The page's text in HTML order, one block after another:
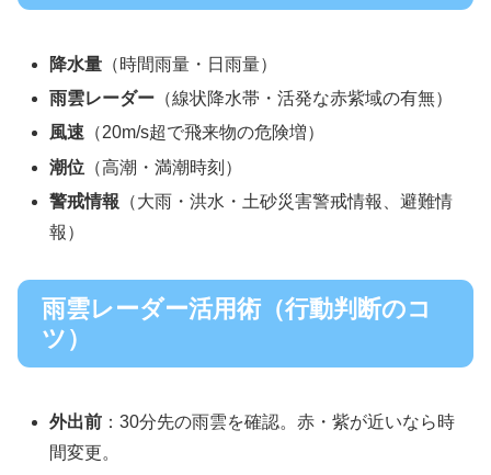
降水量 （時間雨量・日雨量）
雨雲レーダー （線状降水帯・活発な赤紫域の有無）
風速 （20m/s超で飛来物の危険増）
潮位 （高潮・満潮時刻）
警戒情報 （大雨・洪水・土砂災害警戒情報、避難情
報）
雨雲レーダー活用術（行動判断のコ
ツ）
外出前 ：30分先の雨雲を確認。赤・紫が近いなら時
間変更。